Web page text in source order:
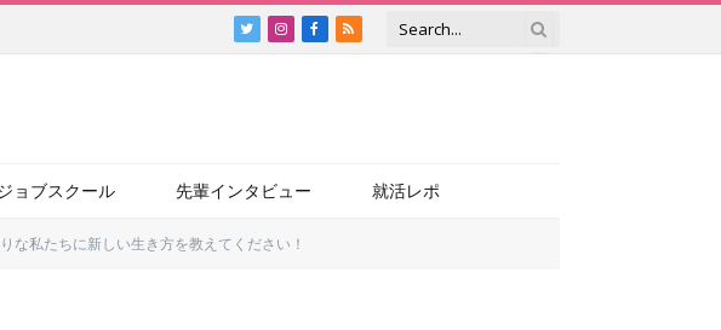
TwitterInstagram
Facebook
RSS
ョブスクール 先輩インタビュー 就活レポ
な私たちに新しい生き方を教えてください！